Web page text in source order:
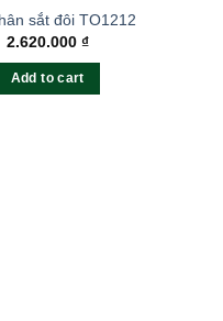
sắt đôi TO1212
2.620.000 ₫
Add to cart